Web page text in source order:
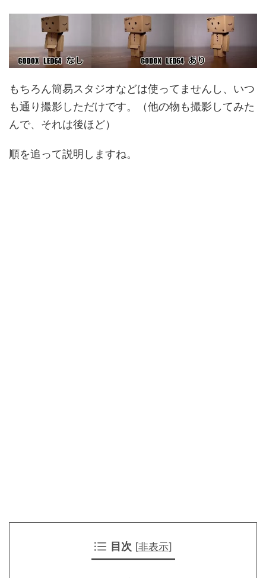
もちろん簡易スタジオなどは使ってませんし、いつ
も通り撮影しただけです。（他の物も撮影してみた
んで、それは後ほど）
順を追って説明しますね。
目次 [非表示]